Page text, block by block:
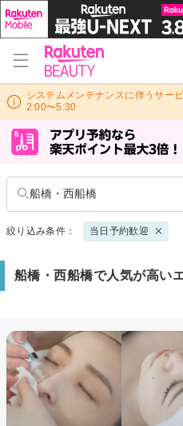
システムメンテナンスに伴うサー
2:00〜5:30
船橋・西船橋
絞り込み条件： 当日予約歓迎
船橋・西船橋で人気が高い